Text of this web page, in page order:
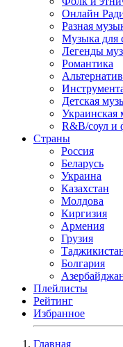
Онлайн
Разная
Музыка для
Легенды
Романтика
Детская
Украинская
R&B/cоул и
Страны
Россия
Беларусь
Украина
Казахстан
Молдова
Киргизия
Армения
Грузия
Болгария
Плейлисты
Рейтинг
Избранное
Главная